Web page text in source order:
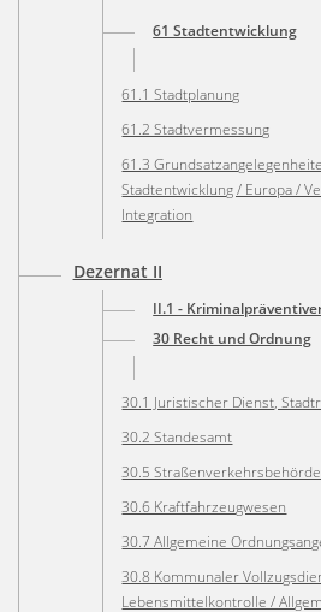
61 Stadtentwicklung
61.1 Stadtplanung
61.2 Stadtvermessung
61.3
Stadtentwicklung / Europa /
Integration
Dezernat II
II.1 -
30 Recht und Ordnung
30.1 Juristischer Dienst,
30.2 Standesamt
30.5 Straßenverkehrsbehörde
30.6 Kraftfahrzeugwesen
30.7 Allgemeine
30.8 Kommunaler
Lebensmittelkontrolle /